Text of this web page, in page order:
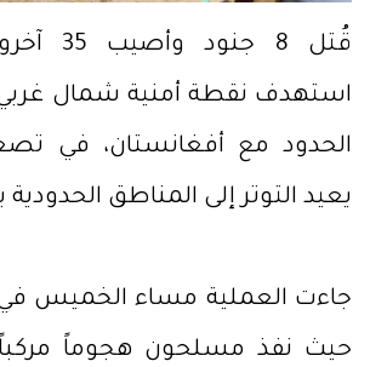
قُتل 8
استهدف نقطة أمنية شمال
الحدود مع أفغانستان، في
يعيد التوتر إلى المناطق الحدودية
جاءت العملية مساء الخميس
حيث نفذ مسلحون هجوماً مركباً